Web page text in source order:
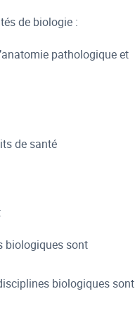
de biologie :
pathologique et
de santé
biologiques sont
biologiques sont